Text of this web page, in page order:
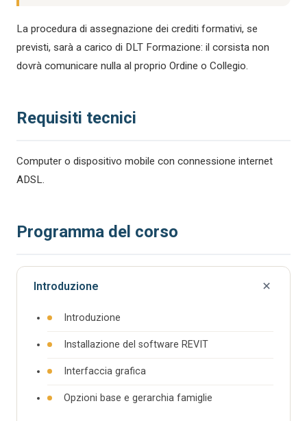
La procedura di assegnazione dei crediti formativi, se
previsti, sarà a carico di DLT Formazione: il corsista non
dovrà comunicare nulla al proprio Ordine o Collegio.
Requisiti tecnici
Computer o dispositivo mobile con connessione internet
ADSL.
Programma del corso
Introduzione
Introduzione
Installazione del software REVIT
Interfaccia grafica
Opzioni base e gerarchia famiglie